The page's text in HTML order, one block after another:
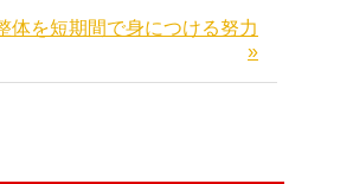
体を短期間で身につける努力
»